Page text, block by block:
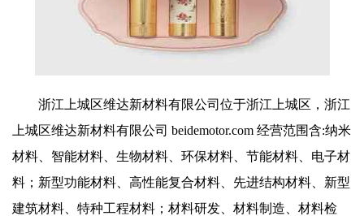
浙江上城区维达新材料有限公司位于浙江上城区，浙江
上城区维达新材料有限公司 beidemotor.com 经营范围含:纳米
材料、智能材料、生物材料、环保材料、节能材料、电子材
料；新型功能材料、高性能复合材料、先进结构材料、新型
建筑材料、特种工程材料；材料研发、材料制造、材料检